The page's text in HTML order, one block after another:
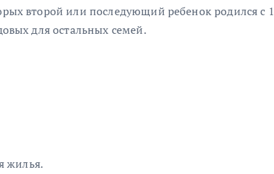
второй или последующий ребенок родился с 1
для остальных семей.
жилья.